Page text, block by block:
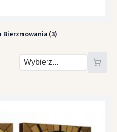
Bierzmowania (3)